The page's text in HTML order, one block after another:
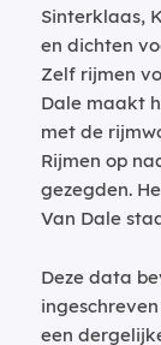
Sinterklaas,
en dichten
Zelf rijmen
Dale maakt
met de
Rijmen op
gezegden.
Van Dale
Deze data
een